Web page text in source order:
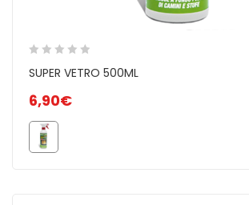
SUPER VETRO 500ML
6,90€